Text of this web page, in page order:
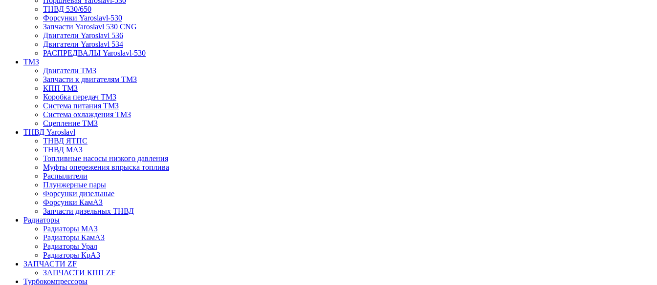
ТНВД 530/650
Форсунки Yaroslavl-530
Запчасти Yaroslavl 530 CNG
Двигатели Yaroslavl 536
Двигатели Yaroslavl 534
РАСПРЕДВАЛЫ Yaroslavl-530
ТМЗ
Двигатели ТМЗ
Запчасти к двигателям ТМЗ
КПП ТМЗ
Коробка передач ТМЗ
Система питания ТМЗ
Система охлаждения ТМЗ
Сцепление ТМЗ
ТНВД Yaroslavl
ТНВД ЯТПС
ТНВД МАЗ
Топливные насосы низкого давления
Муфты опережения впрыска топлива
Распылители
Плунжерные пары
Форсунки дизельные
Форсунки КамАЗ
Запчасти дизельных ТНВД
Радиаторы
Радиаторы МАЗ
Радиаторы КамАЗ
Радиаторы Урал
Радиаторы КрАЗ
ЗАПЧАСТИ ZF
ЗАПЧАСТИ КПП ZF
Турбокомпрессоры